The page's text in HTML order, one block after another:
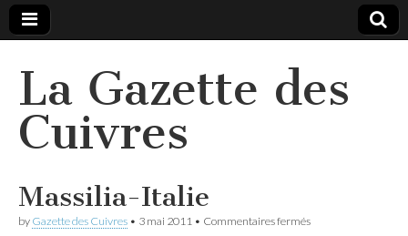
La Gazette des
Cuivres
Massilia-Italie
by Gazette des Cuivres • 3 mai 2011 • Commentaires ferméssur